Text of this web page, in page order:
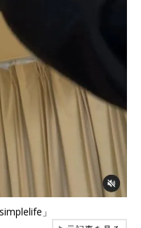
」